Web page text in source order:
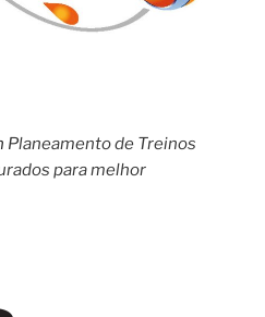
Planeamento de Treinos
para melhor